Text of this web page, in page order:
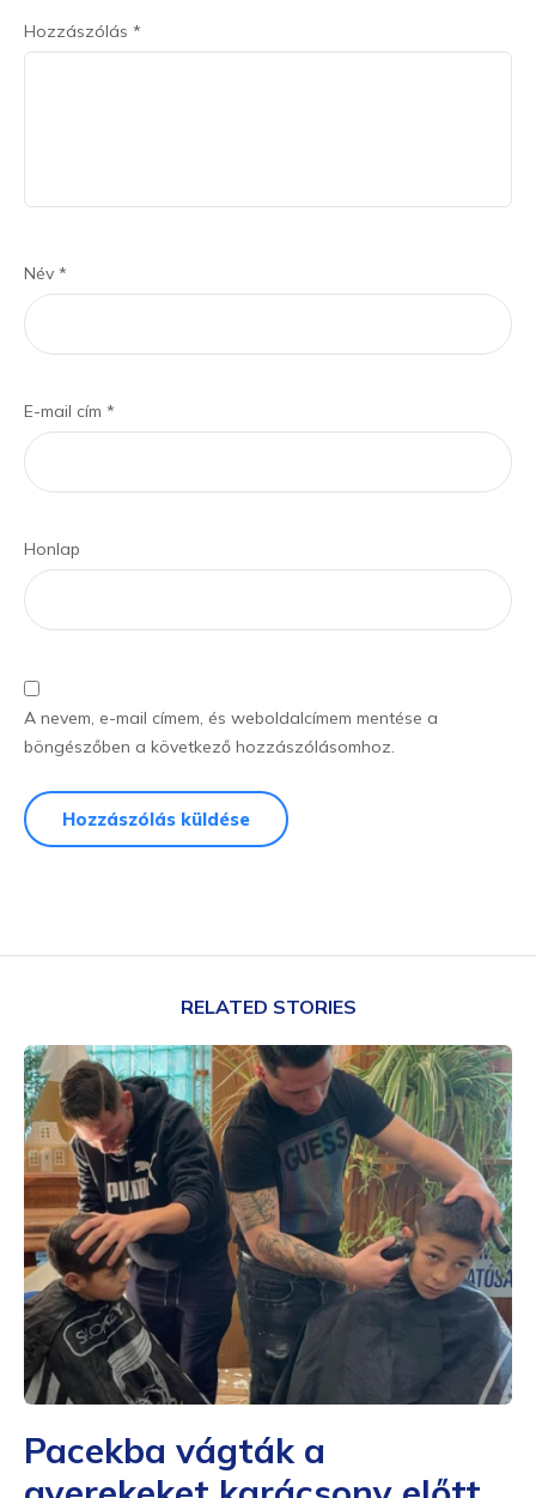
Hozzászólás *
Név *
E-mail cím *
Honlap
A nevem, e-mail címem, és weboldalcímem mentése a
böngészőben a következő hozzászólásomhoz.
RELATED STORIES
Pacekba vágták a